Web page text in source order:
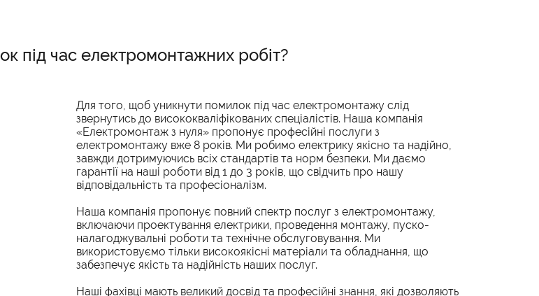
під час електромонтажних робіт?
Для того, щоб уникнути помилок під час електромонтажу слід
звернутись до висококваліфікованих спеціалістів. Наша компанія
«Електромонтаж з нуля» пропонує професійні послуги з
електромонтажу вже 8 років. Ми робимо електрику якісно та надійно,
завжди дотримуючись всіх стандартів та норм безпеки. Ми даємо
гарантії на наші роботи від 1 до 3 років, що свідчить про нашу
відповідальність та професіоналізм.
Наша компанія пропонує повний спектр послуг з електромонтажу,
включаючи проектування електрики, проведення монтажу, пуско-
налагоджувальні роботи та технічне обслуговування. Ми
використовуємо тільки високоякісні матеріали та обладнання, що
забезпечує якість та надійність наших послуг.
Наші фахівці мають великий досвід та професійні знання, які дозволяють